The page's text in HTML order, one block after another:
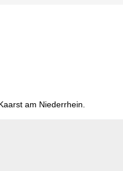
am Niederrhein.